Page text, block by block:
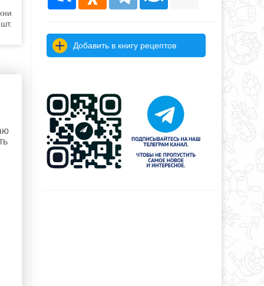
Добавить в книгу рецептов